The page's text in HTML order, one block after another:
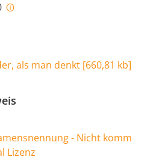
als man denkt [660,81 kb]
- Nicht komm
Lizenz